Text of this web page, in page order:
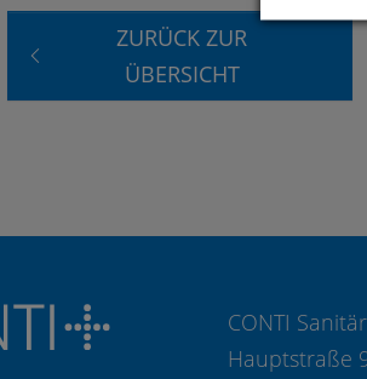
ZURÜCK ZUR
ÜBERSICHT
CONTI
Hauptstraße